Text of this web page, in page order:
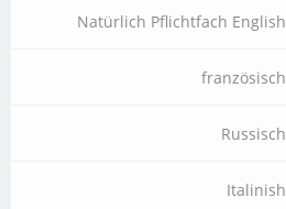
Natürlich Pflichtfach English
französisch
Russisch
Italinish